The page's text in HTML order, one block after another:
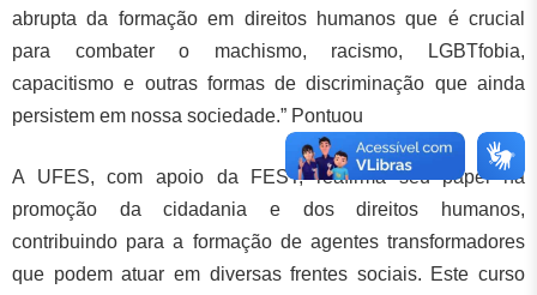
abrupta da formação em direitos humanos que é crucial
para combater o machismo, racismo, LGBTfobia,
capacitismo e outras formas de discriminação que ainda
persistem em nossa sociedade.” Pontuou
A UFES, com apoio da FEST, reafirma seu papel na
promoção da cidadania e dos direitos humanos,
contribuindo para a formação de agentes transformadores
que podem atuar em diversas frentes sociais. Este curso